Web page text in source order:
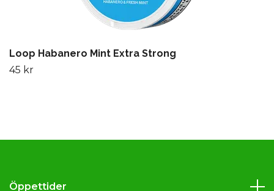
Loop Habanero Mint Extra Strong
45 kr
Öppettider